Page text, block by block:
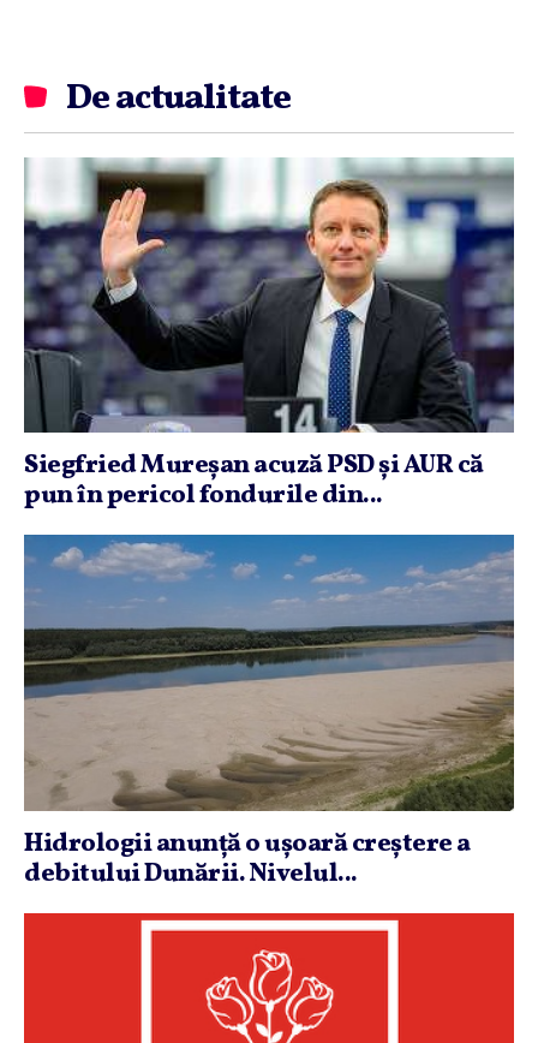
De actualitate
Siegfried Mureşan acuză PSD şi AUR că
pun în pericol fondurile din...
Hidrologii anunţă o uşoară creştere a
debitului Dunării. Nivelul...